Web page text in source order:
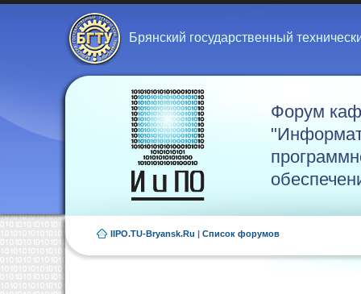
Брянский государственный
Форум
IIPO.TU-Bryansk.Ru | Список форумов